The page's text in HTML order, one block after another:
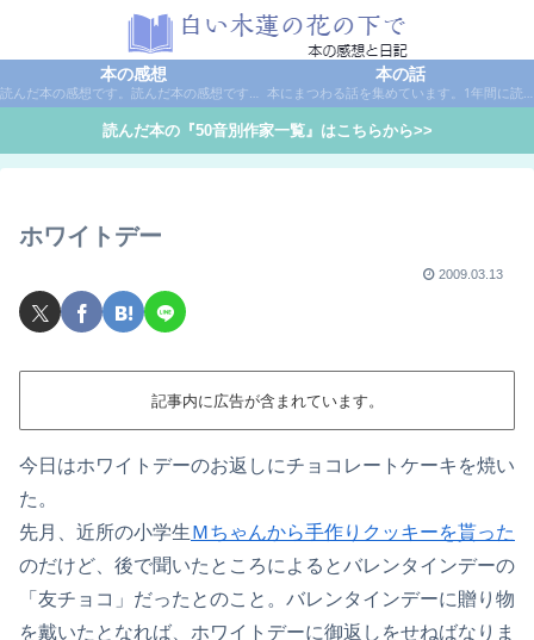
本の感想
読んだ本の感想です。読んだ本の感想です。本は作家名で50音別に分類しています。
本の話
本にまつわる話を集めています。1年間に読んだ本の総括や、本に関する話題など。
読んだ本の『50音別作家一覧』はこちらから>>
ホワイトデー
2009.03.13
記事内に広告が含まれています。
今日はホワイトデーのお返しにチョコレートケーキを焼い
た。
先月、近所の小学生Ｍちゃんから手作りクッキーを貰った
のだけど、後で聞いたところによるとバレンタインデーの
「友チョコ」だったとのこと。バレンタインデーに贈り物
を戴いたとなれば、ホワイトデーに御返しをせねばなりま